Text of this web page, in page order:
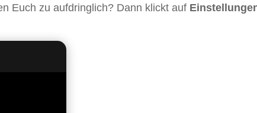
Euch zu aufdringlich? Dann klickt auf